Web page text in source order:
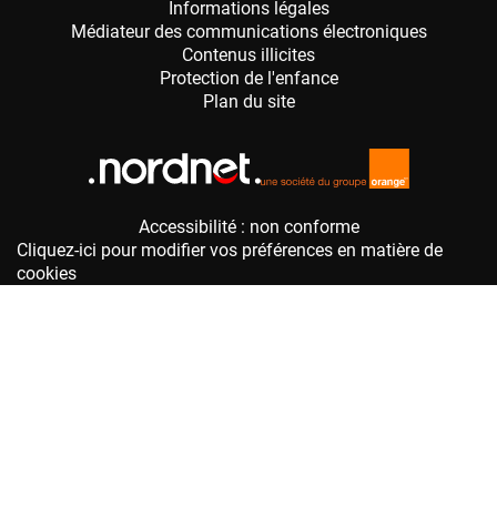
Accessibilité : non conforme
Cliquez-ici pour modifier vos préférences en matière de
cookies